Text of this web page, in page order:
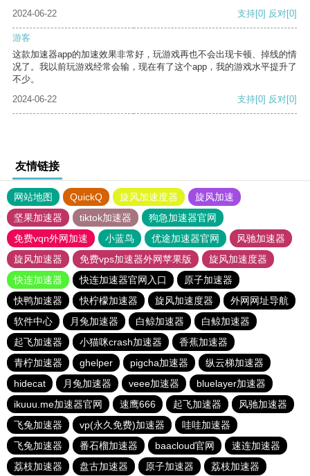
2024-06-22 支持[0] 反对[0]
游客
这款加速器app的加速效果非常好，玩游戏再也不会出现卡顿、掉线的情
况了。我以前玩游戏经常会输，现在有了这个app，我的游戏水平提升了
不少。
2024-06-22
支持[0] 反对[0]
友情链接
网站地图 QuickQ 旋风加速度器
旋风加速
坚果加速器
tiktok加速器
狗急加速器官网
免费vqn外网加速
小蓝鸟 优途加速器官网
风驰加速器
旋风加速器
免费vps加速器外网苹果版
旋风加速度器
快连加速器
快连加速器官网入口
原子加速器
快鸭加速器
快柠檬加速器 旋风加速度器
外网网址导航
软件中心
月兔加速器 白鲸加速器
白鲸加速器
起飞加速器
小猫咪crash加速器
香蕉加速器
青柠加速器
ghelper pigcha加速器
纵云梯加速器
hidecat
月兔加速器 veee加速器
bluelayer加速器
ikuuu.me加速器官网
速鹰666 起飞加速器
风驰加速器
飞兔加速器
vp(永久免费)加速器
哇哇加速器
飞兔加速器
番石榴加速器 baacloud官网
速连加速器
荔枝加速器
盘古加速器 原子加速器 荔枝加速器